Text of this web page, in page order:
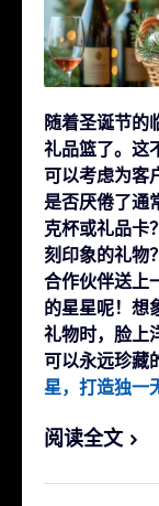
随着圣诞节的
礼品篮了。这
可以考虑为客
是否厌倦了通
克杯或礼品卡
刻印象的礼物
合作伙伴送上
的星星呢！想
礼物时，脸上
可以永远珍藏
星，打造独一
阅读全文